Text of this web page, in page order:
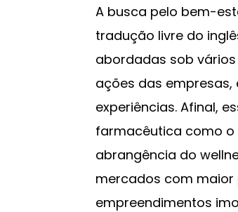
A busca pelo bem-
tradução livre do
abordadas sob
ações das
experiências. Afinal,
farmacêutica como o
abrangência do
mercados com
empreendimentos